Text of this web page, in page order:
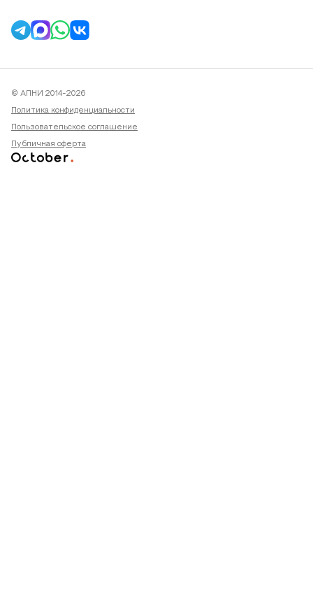
© АПНИ 2014-2026
Политика конфиденциальности
Пользовательское соглашение
Публичная оферта